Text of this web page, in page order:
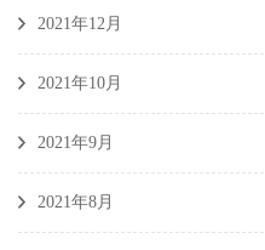
2021年12月
2021年10月
2021年9月
2021年8月